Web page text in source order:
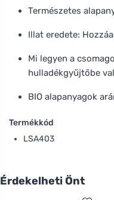
Természetes
Illat eredete:
Mi legyen a
hulladékgyűjtőbe
BIO alapanyagok
Termékkód
LSA403
Érdekelheti Önt